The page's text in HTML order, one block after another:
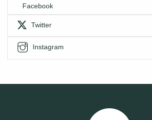
Facebook
Twitter
Instagram